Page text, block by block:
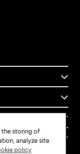
the storing of
analyze site
policy